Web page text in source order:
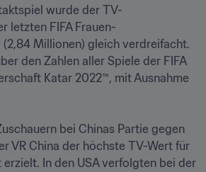
wurde der TV-
letzten FIFA Frauen-
Millionen) gleich verdreifacht.
den Zahlen aller Spiele der FIFA
Katar 2022™, mit Ausnahme
bei Chinas Partie gegen
VR China der höchste TV-Wert für
In den USA verfolgten bei der